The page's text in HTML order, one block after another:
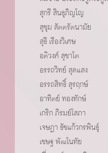
สุกรี สินธุภิญโญ
สุขุม สัตตรัตนามัย
สุธี เรืองวิเศษ
อติวงศ์ สุชาโต
อรรถวิทย์ สุดแสง
อรรถสิทธิ์ สุรฤกษ์
อาทิตย์ ทองทักษ์
เกริก ภิรมย์โสภา
เจษฏา ธัชแก้วกรพินธ์ุ
เชษฐ พัฒโนทัย